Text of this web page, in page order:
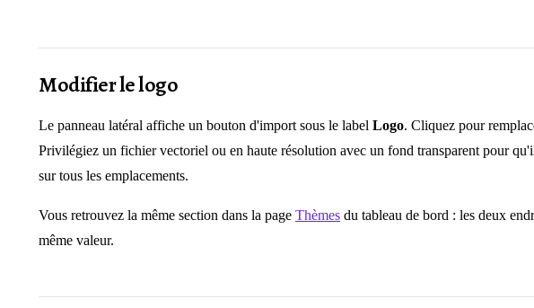
Modifier le logo
Le panneau latéral affiche un bouton d'import sous le label Logo. Cliquez pour
Privilégiez un fichier vectoriel ou en haute résolution avec un fond transparent pour
sur tous les emplacements.
Vous retrouvez la même section dans la page Thèmes du tableau de bord : les deux
même valeur.